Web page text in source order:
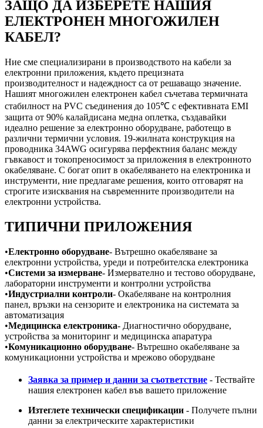
ЗАЩО ДА ИЗБЕРЕТЕ НАШИЯ
ЕЛЕКТРОНЕН МНОГОЖИЛЕН
КАБЕЛ?
Ние сме специализирани в производството на кабели за
електронни приложения, където прецизната
производителност и надеждност са от решаващо значение.
Нашият многожилен електронен кабел съчетава термичната
стабилност на PVC съединения до 105℃ с ефективната EMI
защита от 90% калайдисана медна оплетка, създавайки
идеално решение за електронно оборудване, работещо в
различни термични условия. 19-жилната конструкция на
проводника 34AWG осигурява перфектния баланс между
гъвкавост и токопреносимост за приложения в електронното
окабеляване. С богат опит в окабеляването на електроника и
инструменти, ние предлагаме решения, които отговарят на
строгите изисквания на съвременните производители на
електронни устройства.
ТИПИЧНИ ПРИЛОЖЕНИЯ
•Електронно оборудване- Вътрешно окабеляване за
електронни устройства, уреди и потребителска електроника
•Системи за измерване- Измервателно и тестово оборудване,
лабораторни инструменти и контролни устройства
•Индустриални контроли- Окабеляване на контролния
панел, връзки на сензорите и електроника на системата за
автоматизация
•Медицинска електроника- Диагностично оборудване,
устройства за мониторинг и медицинска апаратура
•Комуникационно оборудване- Вътрешно окабеляване за
комуникационни устройства и мрежово оборудване
Заявка за пример и данни за съответствие - Тествайте
нашия електронен кабел във вашето приложение
Изтеглете технически спецификации - Получете пълни
данни за електрическите характеристики